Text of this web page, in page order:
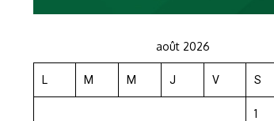
août 2026
L M M J V S
1